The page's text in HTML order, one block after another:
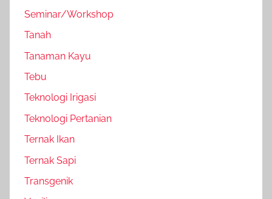
Seminar/Workshop
Tanah
Tanaman Kayu
Tebu
Teknologi Irigasi
Teknologi Pertanian
Ternak Ikan
Ternak Sapi
Transgenik